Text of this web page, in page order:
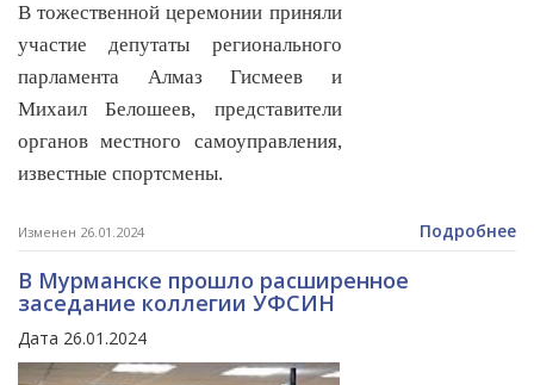
В тожественной церемонии приняли
участие депутаты регионального
парламента Алмаз Гисмеев и
Михаил Белошеев, представители
органов местного самоуправления,
известные спортсмены.
Изменен 26.01.2024 Подробнее
В Мурманске прошло расширенное
заседание коллегии УФСИН
Дата 26.01.2024